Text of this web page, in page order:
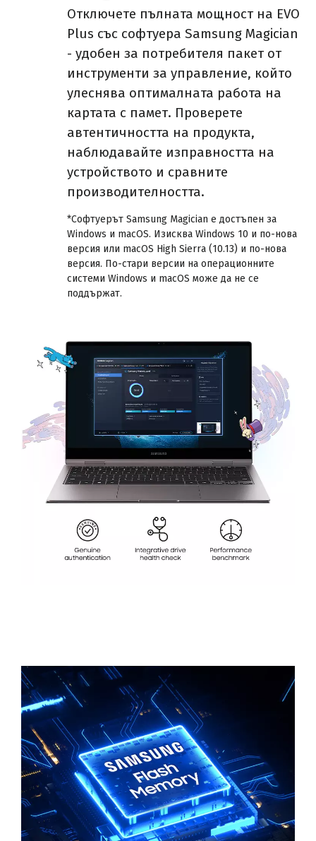
Отключете пълната мощност на EVO
Plus със софтуера Samsung Magician
- удобен за потребителя пакет от
инструменти за управление, който
улеснява оптималната работа на
картата с памет. Проверете
автентичността на продукта,
наблюдавайте изправността на
устройството и сравните
производителността.
*Софтуерът Samsung Magician е достъпен за
Windows и macOS. Изисква Windows 10 и по-нова
версия или macOS High Sierra (10.13) и по-нова
версия. По-стари версии на операционните
системи Windows и macOS може да не се
поддържат.